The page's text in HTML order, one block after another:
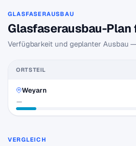
GLASFASERAUSBAU
Glasfaserausbau-Plan
Verfügbarkeit und geplanter Ausbau
ORTSTEIL
Weyarn
—
VERGLEICH